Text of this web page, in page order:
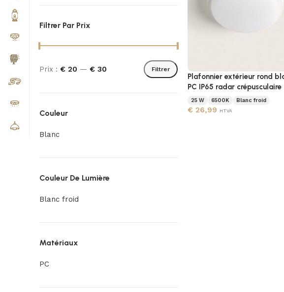
Filtrer Par Prix
Filtrer
Prix : € 20 — € 30
Couleur
Blanc
Couleur De Lumière
Blanc froid
Matériaux
PC
Plafonnier extérieur rond
PC IP65 radar crépusculaire
25 W 6500K Blanc froid
€ 26,99 HTVA